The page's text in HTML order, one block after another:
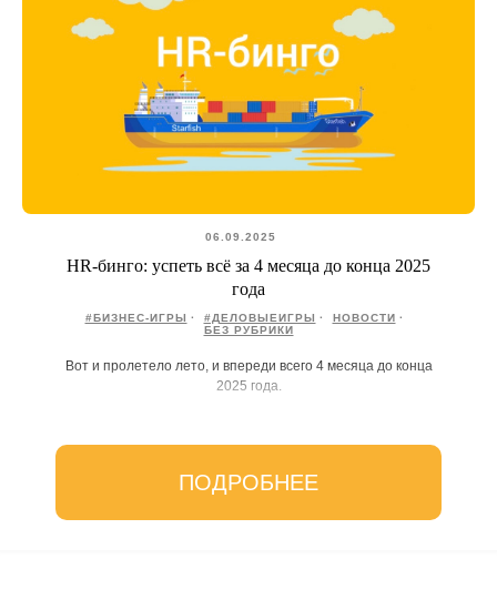
06.09.2025
HR-бинго: успеть всё за 4 месяца до конца 2025
года
#БИЗНЕС-ИГРЫ #ДЕЛОВЫЕИГРЫ
НОВОСТИ
БЕЗ РУБРИКИ
Вот и пролетело лето, и впереди всего 4 месяца до конца
2025 года.
ПОДРОБНЕЕ